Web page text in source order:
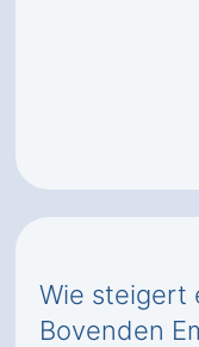
Wie steigert
Bovenden